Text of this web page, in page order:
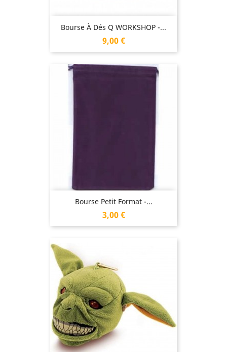
Bourse À Dés Q WORKSHOP -...
Prix
9,00 €
Bourse Petit Format -...
Prix
3,00 €